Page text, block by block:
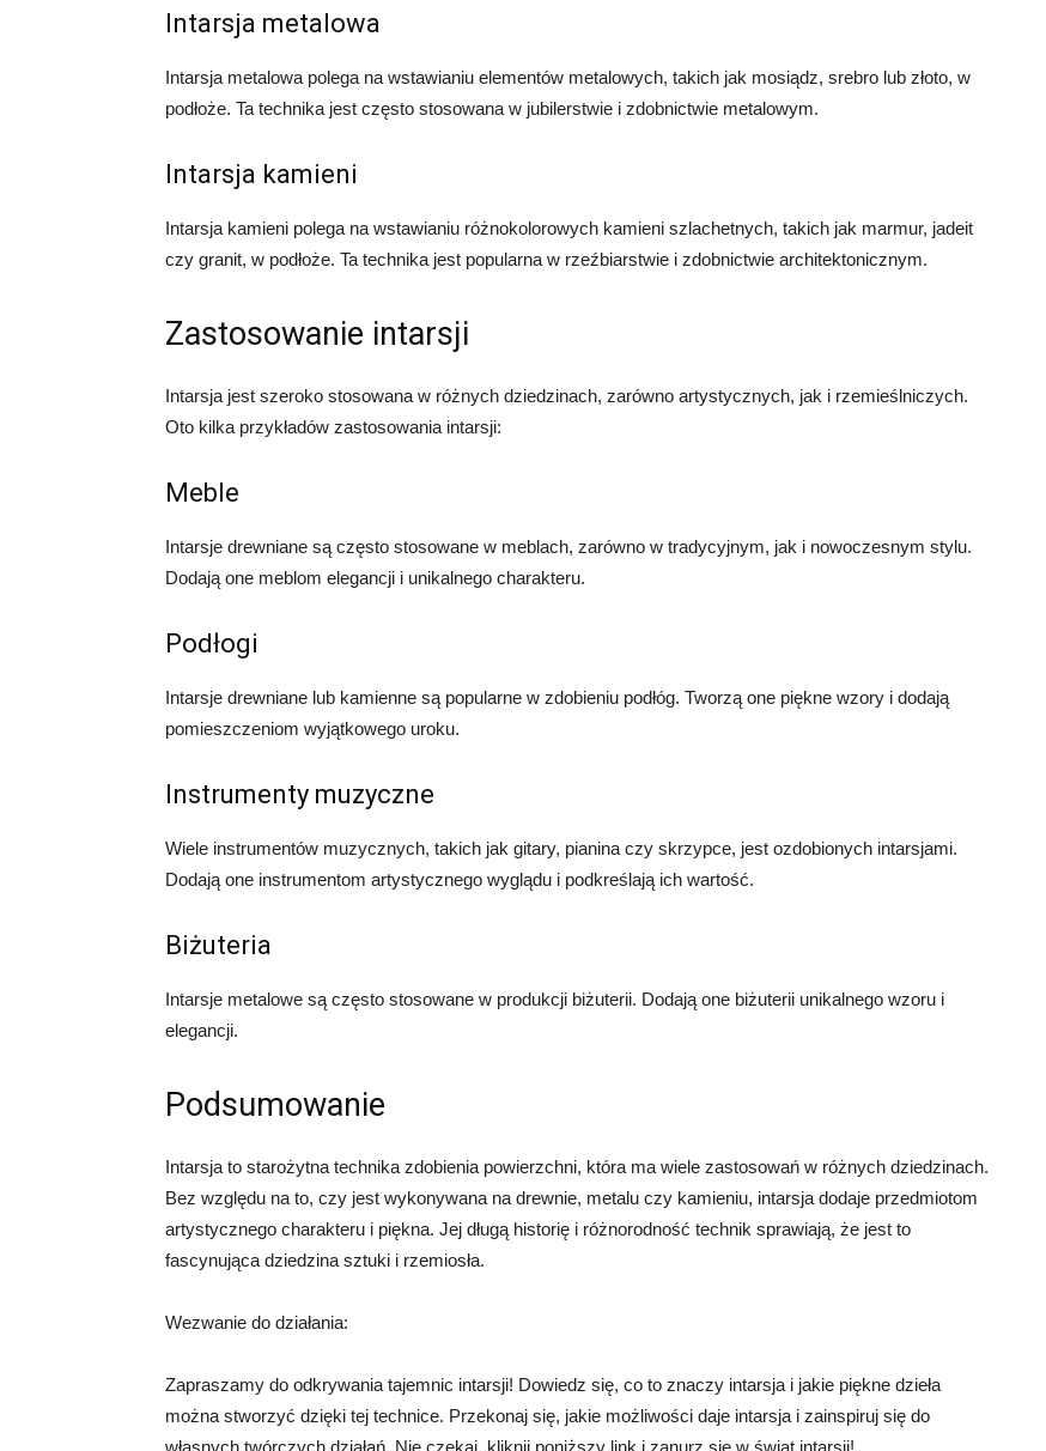
Intarsja metalowa
Intarsja metalowa polega na wstawianiu elementów metalowych, takich jak mosiądz, srebro lub złoto, w
podłoże. Ta technika jest często stosowana w jubilerstwie i zdobnictwie metalowym.
Intarsja kamieni
Intarsja kamieni polega na wstawianiu różnokolorowych kamieni szlachetnych, takich jak marmur, jadeit
czy granit, w podłoże. Ta technika jest popularna w rzeźbiarstwie i zdobnictwie architektonicznym.
Zastosowanie intarsji
Intarsja jest szeroko stosowana w różnych dziedzinach, zarówno artystycznych, jak i rzemieślniczych.
Oto kilka przykładów zastosowania intarsji:
Meble
Intarsje drewniane są często stosowane w meblach, zarówno w tradycyjnym, jak i nowoczesnym stylu.
Dodają one meblom elegancji i unikalnego charakteru.
Podłogi
Intarsje drewniane lub kamienne są popularne w zdobieniu podłóg. Tworzą one piękne wzory i dodają
pomieszczeniom wyjątkowego uroku.
Instrumenty muzyczne
Wiele instrumentów muzycznych, takich jak gitary, pianina czy skrzypce, jest ozdobionych intarsjami.
Dodają one instrumentom artystycznego wyglądu i podkreślają ich wartość.
Biżuteria
Intarsje metalowe są często stosowane w produkcji biżuterii. Dodają one biżuterii unikalnego wzoru i
elegancji.
Podsumowanie
Intarsja to starożytna technika zdobienia powierzchni, która ma wiele zastosowań w różnych dziedzinach.
Bez względu na to, czy jest wykonywana na drewnie, metalu czy kamieniu, intarsja dodaje przedmiotom
artystycznego charakteru i piękna. Jej długą historię i różnorodność technik sprawiają, że jest to
fascynująca dziedzina sztuki i rzemiosła.
Wezwanie do działania:
Zapraszamy do odkrywania tajemnic intarsji! Dowiedz się, co to znaczy intarsja i jakie piękne dzieła
można stworzyć dzięki tej technice. Przekonaj się, jakie możliwości daje intarsja i zainspiruj się do
własnych twórczych działań. Nie czekaj, kliknij poniższy link i zanurz się w świat intarsji!